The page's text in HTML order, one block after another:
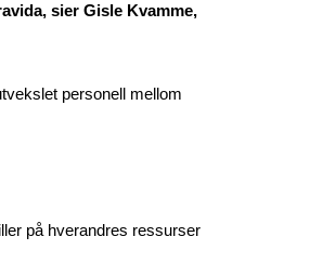
sier Gisle Kvamme,
personell mellom
på hverandres ressurser